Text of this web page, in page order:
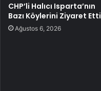
CHP’li Halıcı Isparta’nın
Bazı Köylerini Ziyaret Etti
Ağustos 6, 2026